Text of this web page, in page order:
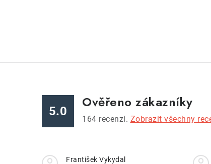
5.0
Ověřeno zákazníky
164 recenzí. Zobrazit všechny
František Vykydal